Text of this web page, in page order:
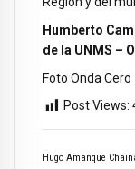
Hugo Amanque
Humberto
de la UNMS –
Foto Onda Cero
Post Views: